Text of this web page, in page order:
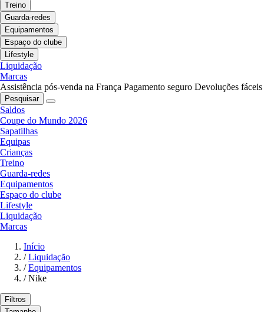
Treino
Guarda-redes
Equipamentos
Espaço do clube
Lifestyle
Liquidação
Marcas
Assistência pós-venda na França Pagamento seguro Devoluções fáceis
Pesquisar
Saldos
Coupe do Mundo 2026
Sapatilhas
Equipas
Crianças
Treino
Guarda-redes
Equipamentos
Espaço do clube
Lifestyle
Liquidação
Marcas
Início
/ Liquidação
/ Equipamentos
/ Nike
Filtros